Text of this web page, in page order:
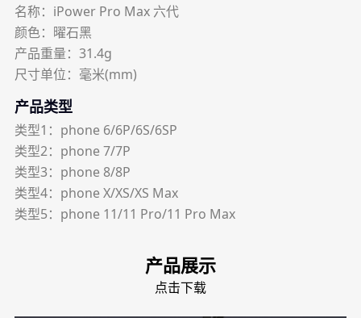
名称：iPower Pro Max 六代
颜色：曜石黑
产品重量：31.4g
尺寸单位：毫米(mm)
产品类型
类型1：phone 6/6P/6S/6SP
类型2：phone 7/7P
类型3：phone 8/8P
类型4：phone X/XS/XS Max
类型5：phone 11/11 Pro/11 Pro Max
产品展示
点击下载